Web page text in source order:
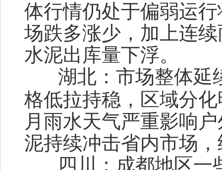
体行情仍处于偏弱运行
场跌多涨少，加上连
水泥出库量下浮。
湖北： 市场整体延
格低拉持稳，区域分
月雨水天气严重影响
泥持续冲击省内市场
四川： 成都地区一